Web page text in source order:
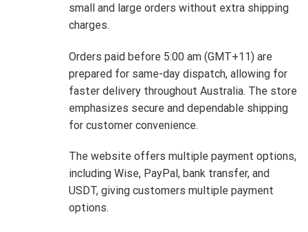
small and large orders without extra shipping
charges.
Orders paid before 5:00 am (GMT+11) are
prepared for same-day dispatch, allowing for
faster delivery throughout Australia. The store
emphasizes secure and dependable shipping
for customer convenience.
The website offers multiple payment options,
including Wise, PayPal, bank transfer, and
USDT, giving customers multiple payment
options.